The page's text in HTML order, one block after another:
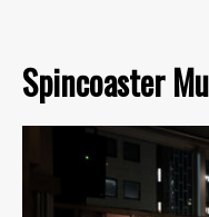
Spincoaster